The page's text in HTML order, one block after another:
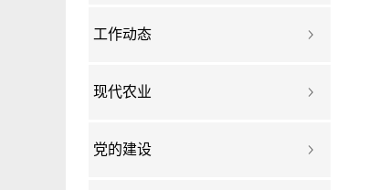
工作动态
现代农业
党的建设